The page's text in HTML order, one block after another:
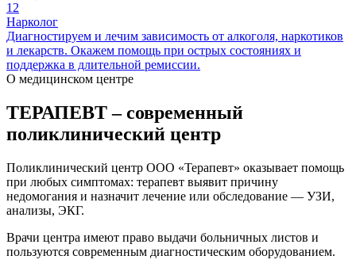
12
Нарколог
Диагностируем и лечим зависимость от алкоголя, наркотиков
и лекарств. Окажем помощь при острых состояниях и
поддержка в длительной ремиссии.
О медицинском центре
ТЕРАПЕВТ – современный
поликлинический центр
Поликлинический центр ООО «Терапевт» оказывает помощь
при любых симптомах: терапевт выявит причину
недомогания и назначит лечение или обследование — УЗИ,
анализы, ЭКГ.
Врачи центра имеют право выдачи больничных листов и
пользуются современным диагностическим оборудованием.